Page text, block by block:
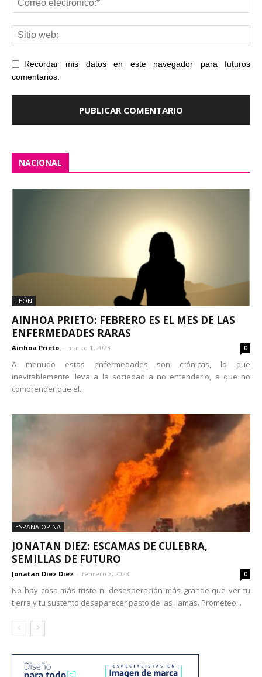
Recordar mis datos en este navegador para futuros
comentarios.
NACIONAL
LEÓN
AINHOA PRIETO: FEBRERO ES EL MES DE LAS
ENFERMEDADES RARAS
Ainhoa Prieto - marzo 1, 2023 0
A menudo estas enfermedades son crónicas, lo que
inevitablemente lleva a la sociedad a no entenderlo, a que no
comprender que el...
ESPAÑA OPINA
JONATAN DIEZ: ESCAMAS DE CULEBRA,
SEMILLAS DE FUTURO
Jonatan Diez Diez - febrero 3, 2023 0
No hay cosa más triste ni desesperación más grande que ver tu
tierra y tu sustento desaparecer pasto de las llamas. Prometeo...